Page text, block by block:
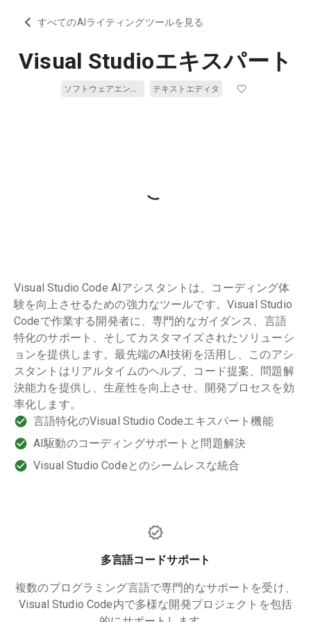
すべてのAIライティングツールを見る
Visual Studioエキスパート
ソフトウェアエンジニアリング テキストエディタ
Visual Studio Code AIアシスタントは、コーディング体
験を向上させるための強力なツールです。Visual Studio
Codeで作業する開発者に、専門的なガイダンス、言語
特化のサポート、そしてカスタマイズされたソリューシ
ョンを提供します。最先端のAI技術を活用し、このアシ
スタントはリアルタイムのヘルプ、コード提案、問題解
決能力を提供し、生産性を向上させ、開発プロセスを効
率化します。
言語特化のVisual Studio Codeエキスパート機能
AI駆動のコーディングサポートと問題解決
Visual Studio Codeとのシームレスな統合
多言語コードサポート
複数のプログラミング言語で専門的なサポートを受け、
Visual Studio Code内で多様な開発プロジェクトを包括